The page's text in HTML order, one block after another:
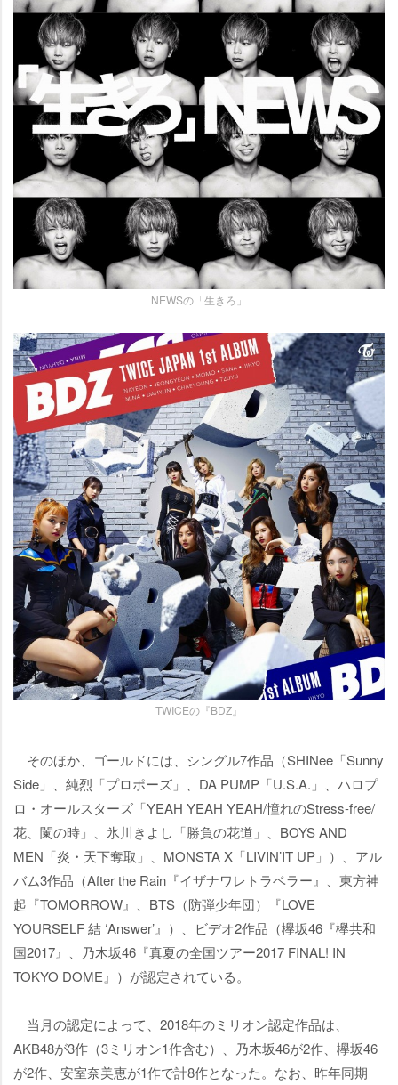
NEWSの「生きろ」
TWICEの『BDZ』
そのほか、ゴールドには、シングル7作品（SHINee「Sunny
Side」、純烈「プロポーズ」、DA PUMP「U.S.A.」、ハロプ
ロ・オールスターズ「YEAH YEAH YEAH/憧れのStress-free/
花、闌の時」、氷川きよし「勝負の花道」、BOYS AND
MEN「炎・天下奪取」、MONSTA X「LIVIN’IT UP」）、アル
バム3作品（After the Rain『イザナワレトラベラー』、東方神
起『TOMORROW』、BTS（防弾少年団）『LOVE
YOURSELF 結 ‘Answer’』）、ビデオ2作品（欅坂46『欅共和
国2017』、乃木坂46『真夏の全国ツアー2017 FINAL! IN
TOKYO DOME』）が認定されている。
当月の認定によって、2018年のミリオン認定作品は、
AKB48が3作（3ミリオン1作含む）、乃木坂46が2作、欅坂46
が2作、安室奈美恵が1作で計8作となった。なお、昨年同期